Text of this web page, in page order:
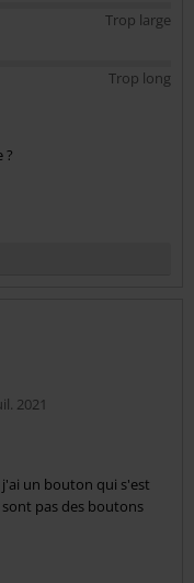
Trop large
Trop long
?
2021
un bouton qui s'est
pas des boutons